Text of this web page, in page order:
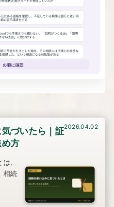
づいたら｜証
方
、
相続
2026.04.02